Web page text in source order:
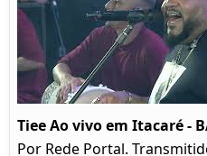
Tiee Ao vivo em Itacaré -
Por Rede Portal.